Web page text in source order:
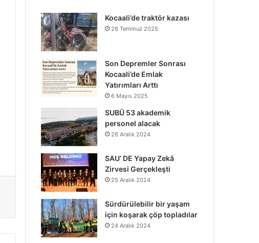
Kocaali’de traktör kazası
26 Temmuz 2025
Son Depremler Sonrası
Kocaali’de Emlak
Yatırımları Arttı
6 Mayıs 2025
SUBÜ 53 akademik
personel alacak
26 Aralık 2024
SAU’ DE Yapay Zekâ
Zirvesi Gerçekleşti
25 Aralık 2024
Sürdürülebilir bir yaşam
için koşarak çöp topladılar
24 Aralık 2024